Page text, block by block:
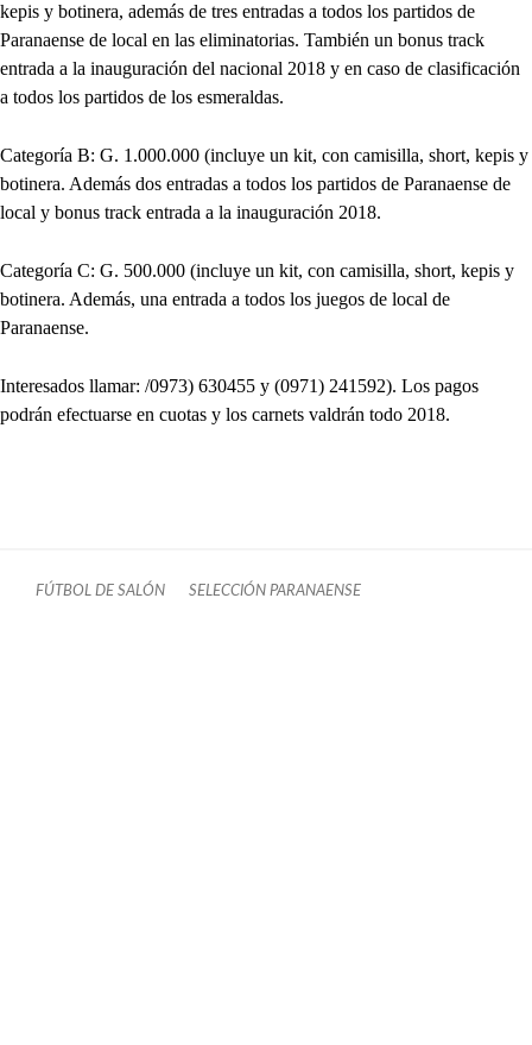
kepis y botinera, además de tres entradas a todos los partidos de
Paranaense de local en las eliminatorias. También un bonus track
entrada a la inauguración del nacional 2018 y en caso de clasificación
a todos los partidos de los esmeraldas.
Categoría B: G. 1.000.000 (incluye un kit, con camisilla, short, kepis y
botinera. Además dos entradas a todos los partidos de Paranaense de
local y bonus track entrada a la inauguración 2018.
Categoría C: G. 500.000 (incluye un kit, con camisilla, short, kepis y
botinera. Además, una entrada a todos los juegos de local de
Paranaense.
Interesados llamar: /0973) 630455 y (0971) 241592). Los pagos
podrán efectuarse en cuotas y los carnets valdrán todo 2018.
FÚTBOL DE SALÓN SELECCIÓN PARANAENSE